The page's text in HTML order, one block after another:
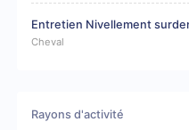
Entretien Nivellement
Cheval
Rayons d'activité